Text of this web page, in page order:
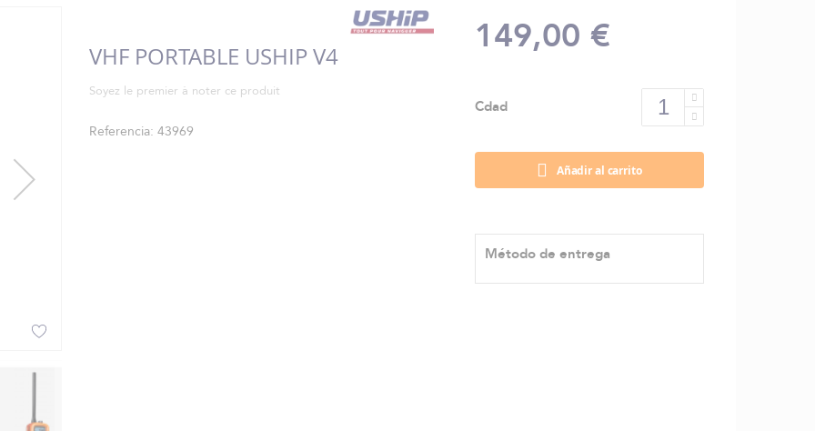
VHF PORTABLE USHIP V4
Soyez le premier à noter ce produit
Referencia 43969
149,00 €
Cdad
Añadir al carrito
Método de entrega